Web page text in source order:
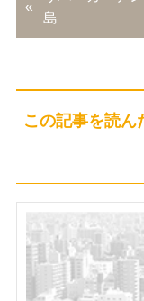
島
この記事を読ん